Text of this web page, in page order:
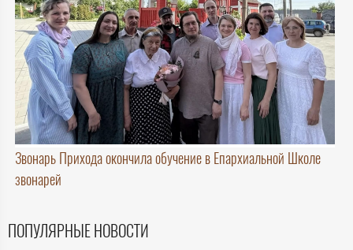
Звонарь Прихода окончила обучение в Епархиальной Школе
звонарей
ПОПУЛЯРНЫЕ НОВОСТИ